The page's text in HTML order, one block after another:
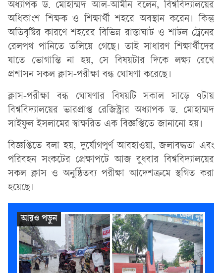
অধ্যাপক ড. মোহাম্মদ আল-আমীন বলেন, বিশ্ববিদ্যালয়ের
অধিকাংশ শিক্ষক ও শিক্ষার্থী শহরে অবস্থান করেন। কিন্তু
অতিবৃষ্টির কারণে শহরের বিভিন্ন রাস্তাঘাট ও শাটল ট্রেনের
রেলপথ পানিতে তলিয়ে গেছে। তাই সাধারণ শিক্ষার্থীদের
যাতে ভোগান্তি না হয়, সে বিষয়টার দিকে লক্ষ্য রেখে
প্রশাসন সকল ক্লাস-পরীক্ষা বন্ধ ঘোষণা করেছে।
ক্লাস-পরীক্ষা বন্ধ ঘোষণার বিষয়টি সকাল সাড়ে ৭টায়
বিশ্ববিদ্যালয়ের ভারপ্রাপ্ত রেজিস্ট্রার অধ্যাপক ড. মোহাম্মদ
সাইফুল ইসলামের স্বাক্ষরিত এক বিজ্ঞপ্তিতে জানানো হয়।
বিজ্ঞপ্তিতে বলা হয়, দুর্যোগপূর্ণ আবহাওয়া, জলাবদ্ধতা এবং
পরিবহন সংকটের প্রেক্ষাপটে আজ বুধবার বিশ্ববিদ্যালয়ের
সকল ক্লাস ও অনুষ্ঠিতব্য পরীক্ষা আদেশক্রমে স্থগিত করা
হয়েছে।